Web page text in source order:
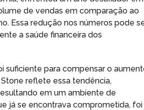
de vendas em comparação ao
Essa redução nos números pode
a saúde financeira dos
suficiente para compensar o
reflete essa tendência,
em um ambiente de
já se encontrava comprometida, foi